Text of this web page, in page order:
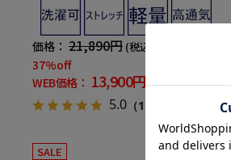
価格： 21,890円 (税込)
37%off
WEB価格： 13,900円(税込)
5.0 （1）
SALE